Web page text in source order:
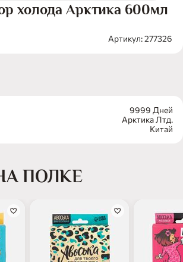
холода Арктика 600мл
Артикул: 277326
9999 Дней
Арктика Лтд.
Китай
ПОЛКЕ